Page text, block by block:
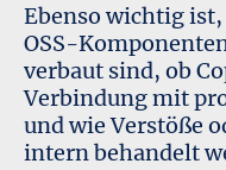
Ebenso wichtig
OSS-
verbaut sind, ob
Verbindung mit
und wie Verstöße
intern behandelt